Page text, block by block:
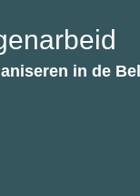
in de